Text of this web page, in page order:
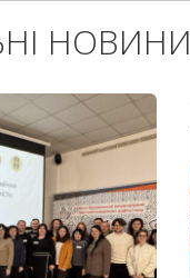
НОВИНИ